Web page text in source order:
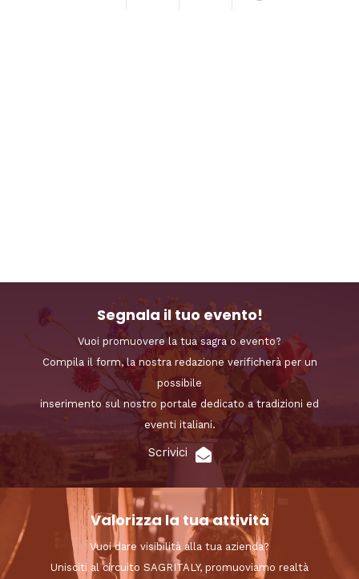
Segnala il tuo evento!
Vuoi promuovere la tua sagra o evento?
Compila il form, la nostra redazione verificherà per un
possibile
inserimento sul nostro portale dedicato a tradizioni ed
eventi italiani.
Scrivici
Valorizza la tua attività
Vuoi dare visibilità alla tua azienda?
Unisciti al circuito SAGRITALY, promuoviamo realtà